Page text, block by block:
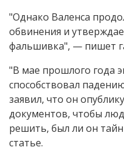
"Однако Валенса
обвинения и
фальшивка", — пишет
"В мае прошлого года
способствовал
заявил, что он
документов, чтобы
решить, был ли он
статье.